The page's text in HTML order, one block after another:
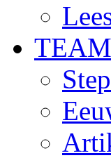
TEAM